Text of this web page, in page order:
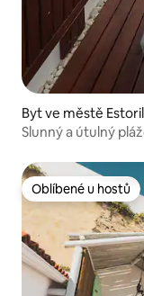
Byt ve městě Estoril
Slunný a útulný
Oblíbené u hostů
Oblíbené u hostů